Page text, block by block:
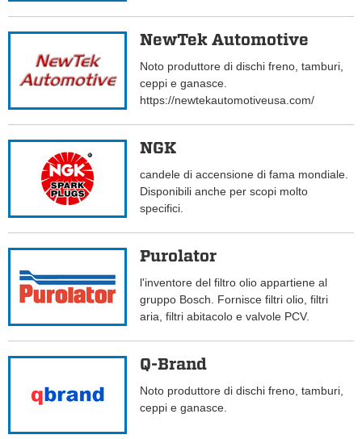
NewTek Automotive
Noto produttore di dischi freno, tamburi,
ceppi e ganasce.
https://newtekautomotiveusa.com/
NGK
candele di accensione di fama mondiale.
Disponibili anche per scopi molto
specifici.
Purolator
l'inventore del filtro olio appartiene al
gruppo Bosch. Fornisce filtri olio, filtri
aria, filtri abitacolo e valvole PCV.
Q-Brand
Noto produttore di dischi freno, tamburi,
ceppi e ganasce.